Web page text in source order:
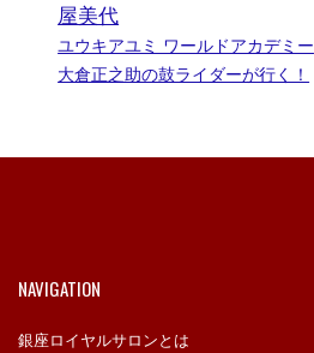
屋美代
ユウキアユミ ワールドアカデミー
大倉正之助の鼓ライダーが行く！
NAVIGATION
銀座ロイヤルサロンとは